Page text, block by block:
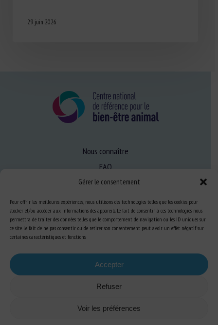
Gérer le consentement
Pour offrir les meilleures expériences, nous utilisons des technologies telles que les cookies pour
stocker et/ou accéder aux informations des appareils. Le fait de consentir à ces technologies nous
permettra de traiter des données telles que le comportement de navigation ou les ID uniques sur
ce site. Le fait de ne pas consentir ou de retirer son consentement peut avoir un effet négatif sur
certaines caractéristiques et fonctions.
Accepter
Refuser
Voir les préférences
29 juin 2026
Nous connaître
FAQ
Expertise
S’informer sur le BEA
Se former au BEA
Ressources
S’abonner aux actualités